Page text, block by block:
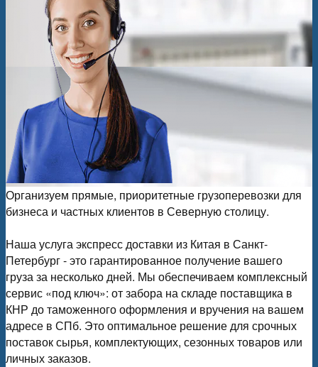
Организуем прямые, приоритетные грузоперевозки для
бизнеса и частных клиентов в Северную столицу.
Наша услуга экспресс доставки из Китая в Санкт-
Петербург - это гарантированное получение вашего
груза за несколько дней. Мы обеспечиваем комплексный
сервис «под ключ»: от забора на складе поставщика в
КНР до таможенного оформления и вручения на вашем
адресе в СПб. Это оптимальное решение для срочных
поставок сырья, комплектующих, сезонных товаров или
личных заказов.